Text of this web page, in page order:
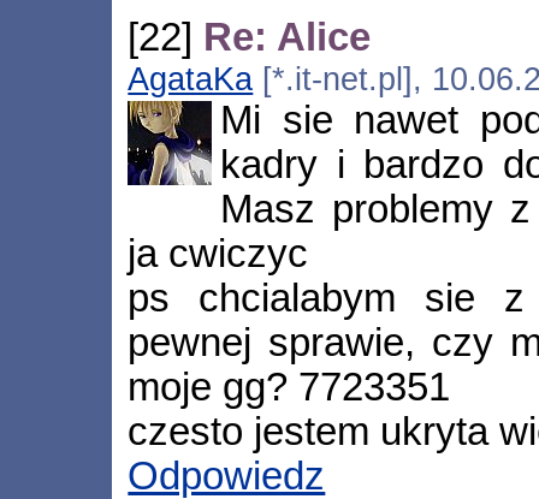
[22] Re: Alice
AgataKa [*.it-net.pl],
Mi sie nawet
kadry i bardzo
Masz problemy
ja cwiczyc
ps chcialabym sie
pewnej sprawie, czy
moje gg? 7723351
czesto jestem ukryta
Odpowiedz